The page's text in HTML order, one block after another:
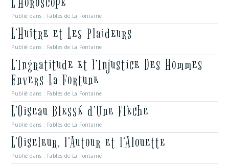
Publié dans : Fables de La Fontaine
L’Huître et Les Plaideurs
Publié dans : Fables de La Fontaine
L’Ingratitude et l’Injustice Des Hommes
Envers La Fortune
Publié dans : Fables de La Fontaine
L’Oiseau Blessé d’Une Flèche
Publié dans : Fables de La Fontaine
L’Oiseleur, l’Autour et l’Alouette
Publié dans : Fables de La Fontaine